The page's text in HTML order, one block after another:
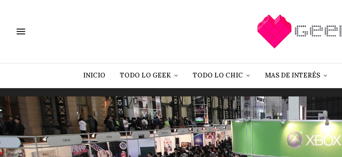
INICIO TODO LO GEEK TODO LO CHIC MAS DE INTERÉS